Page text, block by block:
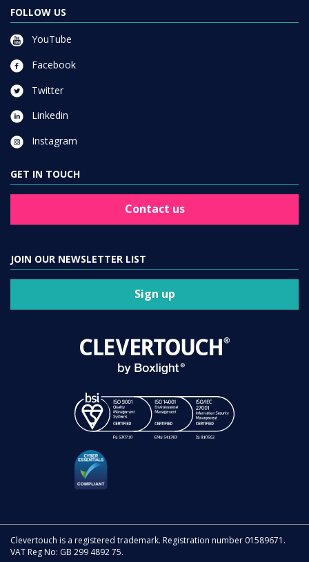
FOLLOW US
YouTube
Facebook
Twitter
Linkedin
Instagram
GET IN TOUCH
Contact us
JOIN OUR NEWSLETTER LIST
Sign up
Clevertouch is a registered trademark. Registration number 01589671.
VAT Reg No: GB 299 4892 75.